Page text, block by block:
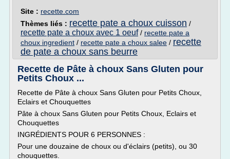
Site : recette.com
Thèmes liés : recette pate a choux cuisson /
recette pate a choux avec 1 oeuf/ recette pate a
choux ingredient / recette pate a choux salee / recette
de pate a choux sans beurre
Recette de Pâte à choux Sans Gluten pour
Petits Choux ...
Recette de Pâte à choux Sans Gluten pour Petits Choux,
Eclairs et Chouquettes
Pâte à choux Sans Gluten pour Petits Choux, Eclairs et
Chouquettes
INGRÉDIENTS POUR 6 PERSONNES :
Pour une douzaine de choux ou d'éclairs (petits), ou 30
chouquettes.